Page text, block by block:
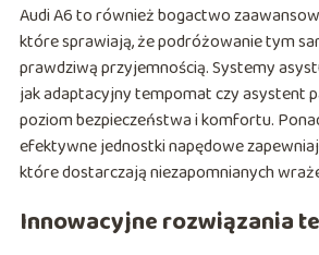
Audi A6 to również bogactwo
które sprawiają, że podróżowanie tym
prawdziwą przyjemnością. Systemy
jak adaptacyjny tempomat czy asystent
poziom bezpieczeństwa i komfortu.
efektywne jednostki napędowe
które dostarczają niezapomnianych
Innowacyjne rozwiązania